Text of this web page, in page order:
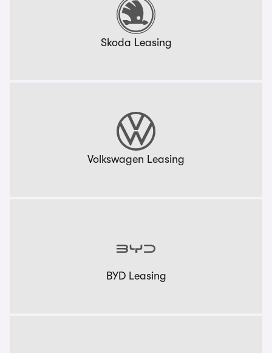
Skoda Leasing
Volkswagen Leasing
BYD Leasing